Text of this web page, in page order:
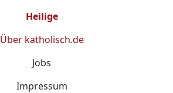
Heilige
Über katholisch.de
Jobs
Impressum